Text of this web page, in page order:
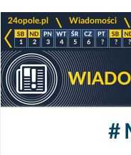
24opole.pl Wiadomości
1 2 3 4 5 6 ? ? ?
#